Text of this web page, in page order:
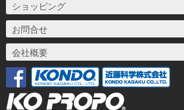
ショッピング
お問合せ
会社概要